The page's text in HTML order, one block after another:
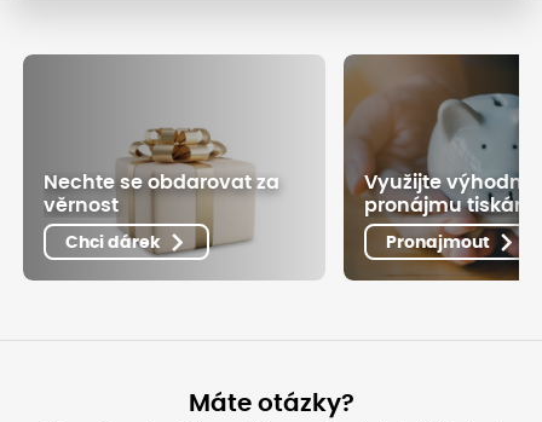
Nechte se obdarovat za
věrnost
Chci dárek
Využijte
pronájmu
Pronajmout
Máte otázky?